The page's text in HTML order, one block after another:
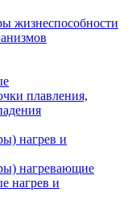
жизнеспособности
плавления,
нагрев и
нагревающие
нагрев и